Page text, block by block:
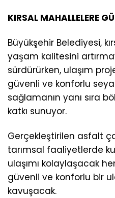
KIRSAL MAHALLELERE
Büyükşehir Belediyesi,
yaşam kalitesini
sürdürürken, ulaşım
güvenli ve konforlu
sağlamanın yanı sıra
katkı sunuyor.
Gerçekleştirilen asfalt
tarımsal faaliyetlerde
ulaşımı kolaylaşacak
güvenli ve konforlu bir
kavuşacak.